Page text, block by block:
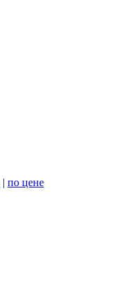
| по цене